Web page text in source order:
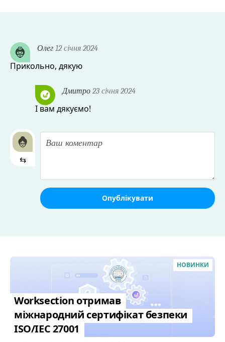
Олег 12 січня 2024
Прикольно, дякую
Дмитро 23 січня 2024
І вам дякуємо!
⇆
Опублікувати
НОВИНКИ
Worksection отримав
міжнародний сертифікат безпеки
ISO/IEC 27001